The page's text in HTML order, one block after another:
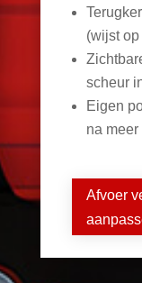
(wijst
scheur
Eigen
na
Afvoer